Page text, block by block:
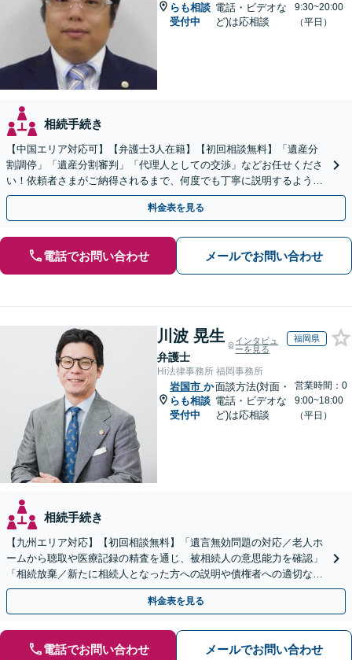
らも相談
受付中
電話・ビデオな
ど)は応相談
9:30~20:00
（平日）
相続手続き
【中国エリア対応可】【弁護士3人在籍】【初回相談無料】「遺産分
割調停」「遺産分割審判」「代理人としての交渉」などお任せくださ
い！依頼者さまがご納得されるまで、何度でも丁寧に説明するよう心
掛けています【土日祝／夜間対応可】【当日／電話相談可】
料金表を見る
電話でお問い合わせ メールでお問い合わせ
川波 晃生
弁護士
インタビュ
ーを見る
福岡県
Hi法律事務所 福岡事務所
岩国市 か
らも相談
受付中
面談方法(対面・
電話・ビデオな
ど)は応相談
営業時間：0
9:00~18:00
（平日）
相続手続き
【九州エリア対応】【初回相談無料】「遺言無効問題の対応／老人ホ
ームから聴取や医療記録の精査を通じ、被相続人の意思能力を確認」
「相続放棄／新たに相続人となった方への説明や債権者への適切な対
応まで、きめ細やかにサポート」【休日・夜間相談可】
料金表を見る
電話でお問い合わせ メールでお問い合わせ